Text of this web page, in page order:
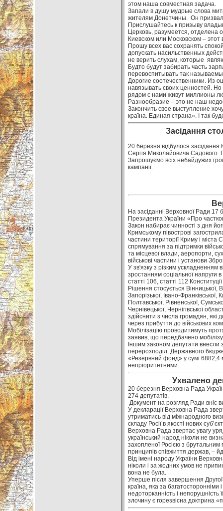
этом наша совместная задача.
Запали в душу мудрые слова
жителям Донетчины. Он
Прислушайтесь к призыву
Церковь, разумеется, отделена
Киевском или Московском –
Прошу всех вас сохранять
допускать насильственных
не верить слухам, которые
Будто будут забирать часть
перевоспитывать так
Дорогие соотечественники. Из
навязывать своих ценностей.
рядом с нами живут миллионы
Разнообразие – это не наш
Закончить свое выступление
країна. Единая страна». І так
Засідання
20 березня відбулося засідання
Сергія Миколайовича Садового.
Запрошуємо всіх небайдужих
кампанії.
На засіданні Верховної Ради
Президента України «Про
Закон набирає чинності з дня
Кримському півострові
частини території Криму і
спрямування за підтримки
та місцевої влади, аеропорти,
військові частини і установи
У зв'язку з різким ускладненням
зростанням соціальної напруги
статті 106, статті 112
Рішення стосується Вінницької,
Запорізької, Івано-Франківської,
Полтавської, Рівненської,
Чернівецької, Чернігівської
здійснити з числа громадян, які
через прибуття до військових
Мобілізацію проводитимуть
заявив, що передбачено
Іншим законом депутати внесли
перерозподіл Державного
«Резервний фонд» у сумі 6882,4
непріоритетними.
Ухвалено
20 березня Верховна Рада
274 депутатів.
Документ на розгляд Ради вніс
У декларації Верховна Рада
утриматись від міжнародного
складу Росії в якості нових
Верховна Рада звертає увагу
український народ ніколи не
захопленої Росією з
принципів співжиття держав, –
Від імені народу України
ніколи і за жодних умов не
вона не була.
Уперше після завершення Другої
країна, яка за багатосторонніми
недоторканність і
злочину є горезвісна доктрина